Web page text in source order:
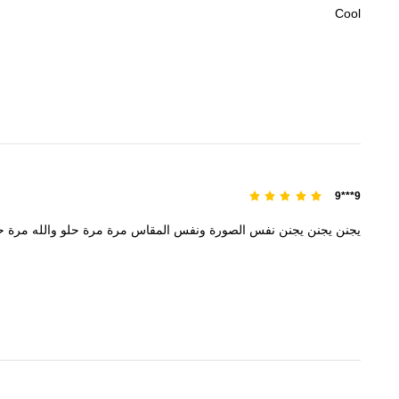
Cool
9***9
يجنن يجنن يجنن نفس الصورة ونفس المقاس مرة مرة حلو والله مرة